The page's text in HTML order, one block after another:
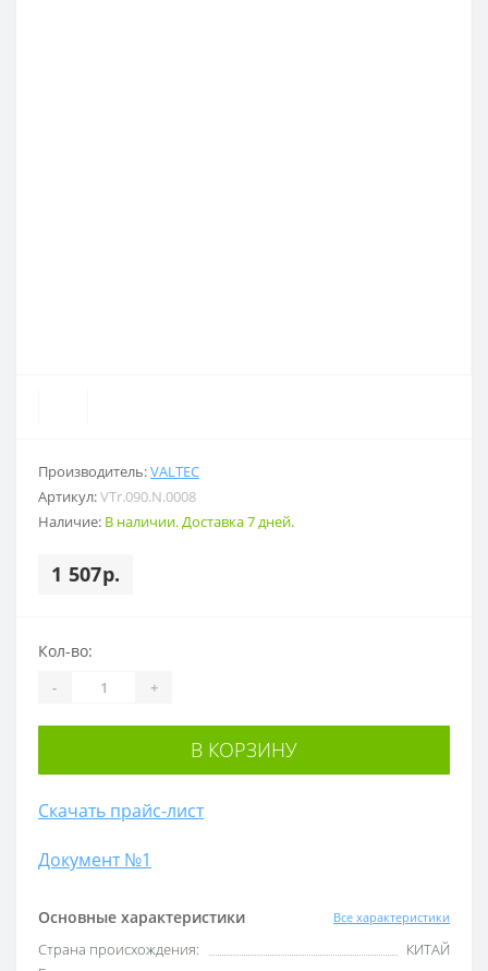
Производитель:VALTEC
Артикул:VTr.090.N.0008
Наличие: В наличии. Доставка 7 дней.
1 507р.
Основные характеристики Все характеристики
Cтрана происхождения:
КИТАЙ
Кол-во:
- +
В КОРЗИНУ
Скачать прайс-лист
Документ №1